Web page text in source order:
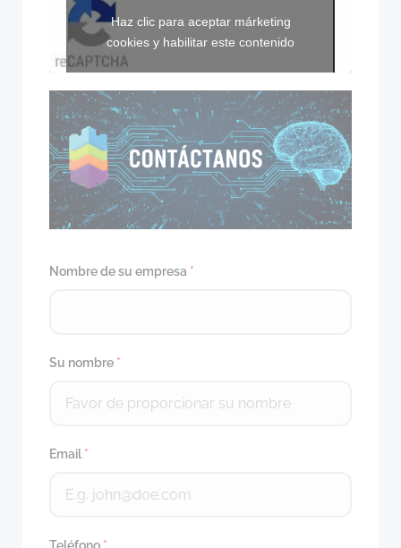
Haz clic para aceptar márketing
cookies y habilitar este contenido
Nombre de su empresa *
Su nombre *
Email *